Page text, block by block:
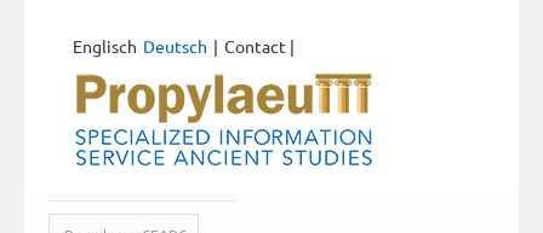
Deutsch
Englisch Contact |